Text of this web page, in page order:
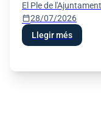
El Ple de
calendar_today28/07/2026
Llegir més